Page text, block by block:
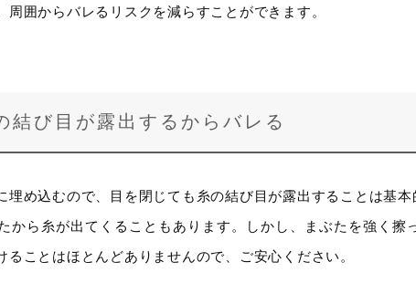
囲からバレるリスクを減らすことができます。
結び目が露出するからバレる
埋め込むので、目を閉じても糸の結び目が露出することは基本
から糸が出てくることもあります。しかし、まぶたを強く擦
ことはほとんどありませんので、ご安心ください。